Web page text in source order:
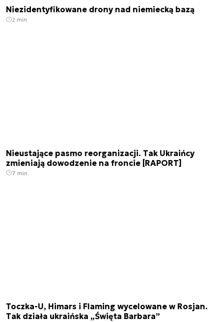
Niezidentyfikowane drony nad niemiecką bazą
2 min.
Nieustające pasmo reorganizacji. Tak Ukraińcy
zmieniają dowodzenie na froncie [RAPORT]
7 min.
Toczka-U, Himars i Flaming wycelowane w Rosjan.
Tak działa ukraińska „Święta Barbara”